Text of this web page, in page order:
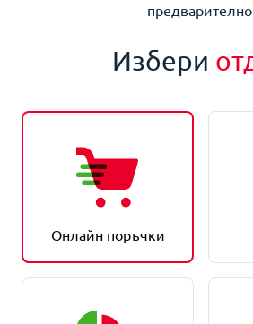
Избери
Онлайн поръчки